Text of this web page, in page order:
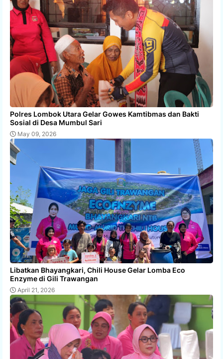
Polres Lombok Utara Gelar Gowes Kamtibmas dan Bakti
Sosial di Desa Mumbul Sari
May 09, 2026
Libatkan Bhayangkari, Chili House Gelar Lomba Eco
Enzyme di Gili Trawangan
April 21, 2026